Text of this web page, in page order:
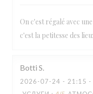
On c'est régalé avec
c'est la petitesse des
Botti S
2026-07-24 - 21:15